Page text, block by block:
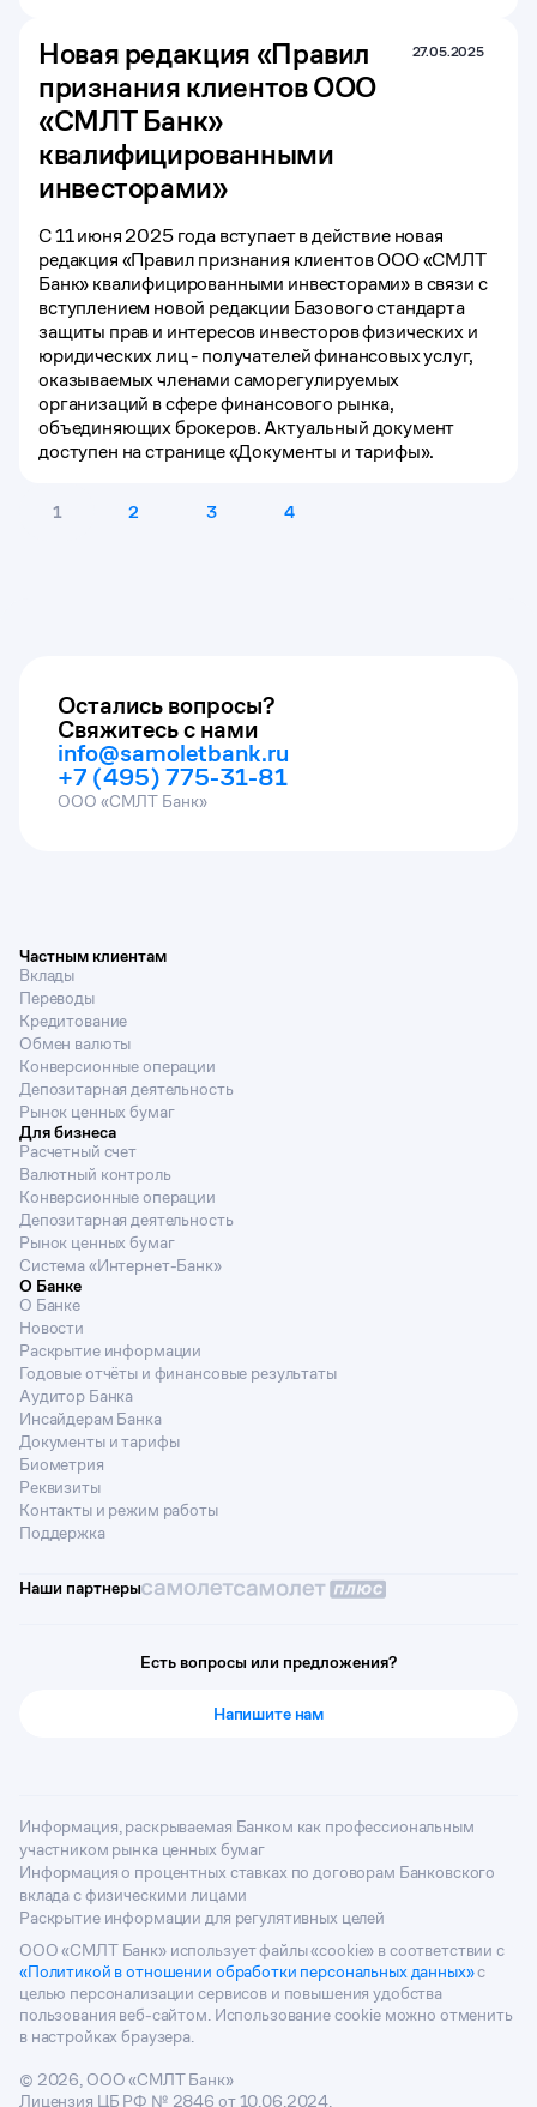
Новая редакция «Правил
признания клиентов ООО
«СМЛТ Банк»
квалифицированными
инвесторами»
27.05.2025
С 11 июня 2025 года вступает в действие новая
редакция «Правил признания клиентов ООО «СМЛТ
Банк» квалифицированными инвесторами» в связи с
вступлением новой редакции Базового стандарта
защиты прав и интересов инвесторов физических и
юридических лиц - получателей финансовых услуг,
оказываемых членами саморегулируемых
организаций в сфере финансового рынка,
объединяющих брокеров. Актуальный документ
доступен на странице «Документы и тарифы».
1 2 3 4
Остались вопросы?
Свяжитесь с нами
info@samoletbank.ru
+7 (495) 775-31-81
ООО «СМЛТ Банк»
Наши партнеры
Есть вопросы или предложения?
Напишите нам
Частным клиентам
Вклады
Переводы
Кредитование
Обмен валюты
Конверсионные операции
Депозитарная деятельность
Рынок ценных бумаг
Для бизнеса
Расчетный счет
Валютный контроль
Конверсионные операции
Депозитарная деятельность
Рынок ценных бумаг
Система «Интернет-Банк»
О Банке
О Банке
Новости
Раскрытие информации
Годовые отчёты и финансовые результаты
Аудитор Банка
Инсайдерам Банка
Документы и тарифы
Биометрия
Реквизиты
Контакты и режим работы
Поддержка
Информация, раскрываемая Банком как профессиональным
участником рынка ценных бумаг
Информация о процентных ставках по договорам Банковского
вклада с физическими лицами
Раскрытие информации для регулятивных целей
ООО «СМЛТ Банк» использует файлы «cookie» в соответствии с
«Политикой в отношении обработки персональных данных»с
целью персонализации сервисов и повышения удобства
пользования веб-сайтом. Использование cookie можно отменить
в настройках браузера.
© 2026, ООО «СМЛТ Банк»
Лицензия ЦБ РФ № 2846 от 10.06.2024.